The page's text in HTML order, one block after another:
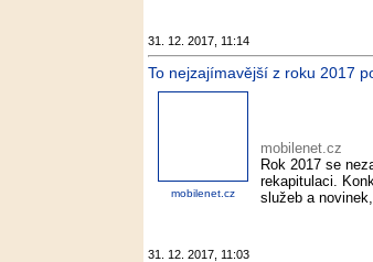
31. 12. 2017, 11:14
To nejzajímavější z roku 2017
mobilenet.cz
mobilenet.cz
Rok 2017 se
rekapitulaci.
služeb a
31. 12. 2017, 11:03